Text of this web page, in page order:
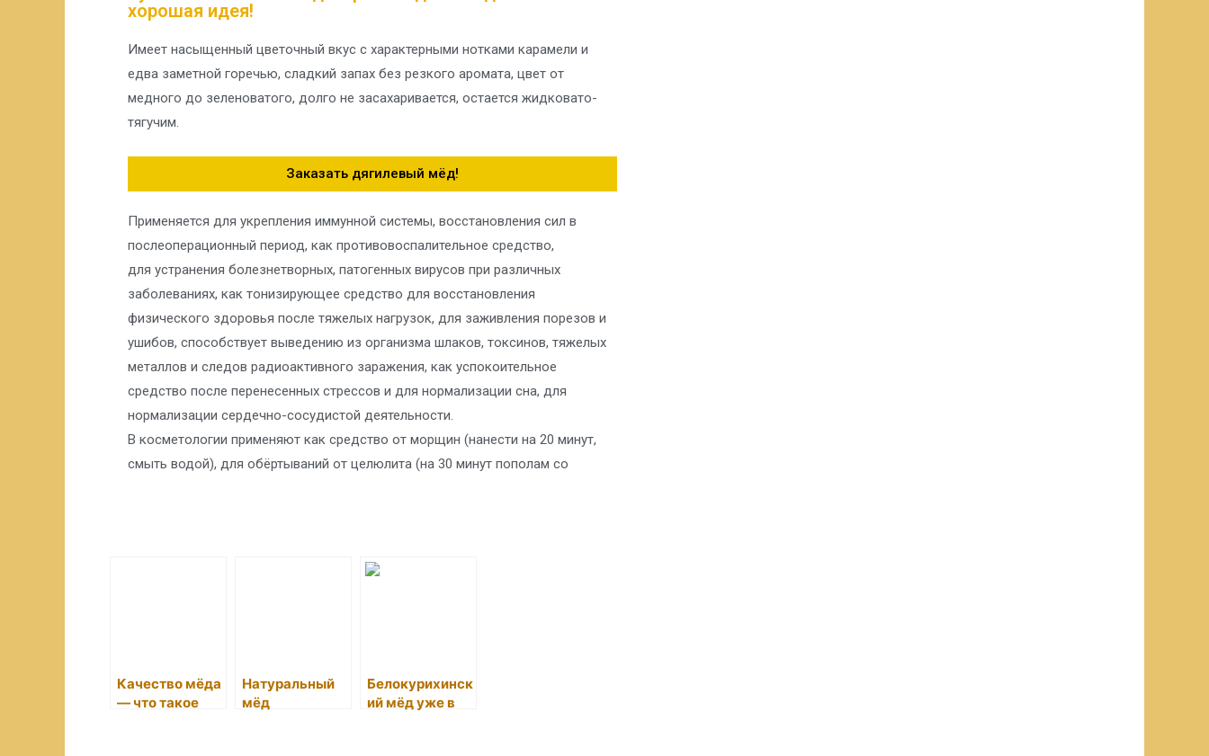
хорошая идея!
Имеет насыщенный цветочный вкус с характерными нотками карамели и
едва заметной горечью, сладкий запах без резкого аромата, цвет от
медного до зеленоватого, долго не засахаривается, остается жидковато-
тягучим.
Заказать дягилевый мёд!
Применяется для укрепления иммунной системы, восстановления сил в
послеоперационный период, как противовоспалительное средство,
для устранения болезнетворных, патогенных вирусов при различных
заболеваниях, как тонизирующее средство для восстановления
физического здоровья после тяжелых нагрузок, для заживления порезов и
ушибов, способствует выведению из организма шлаков, токсинов, тяжелых
металлов и следов радиоактивного заражения, как успокоительное
средство после перенесенных стрессов и для нормализации сна, для
нормализации сердечно-сосудистой деятельности.
В косметологии применяют как средство от морщин (нанести на 20 минут,
смыть водой), для обёртываний от целюлита (на 30 минут пополам со
Качество мёда
— что такое
Натуральный
мёд
Белокурихинск
ий мёд уже в